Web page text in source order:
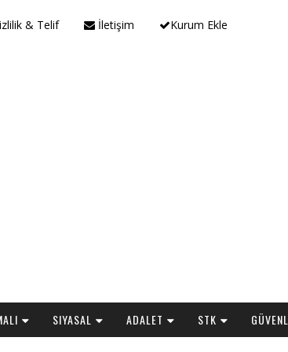
& Telif İletişim Kurum Ekle
SIYASAL ADALET STK